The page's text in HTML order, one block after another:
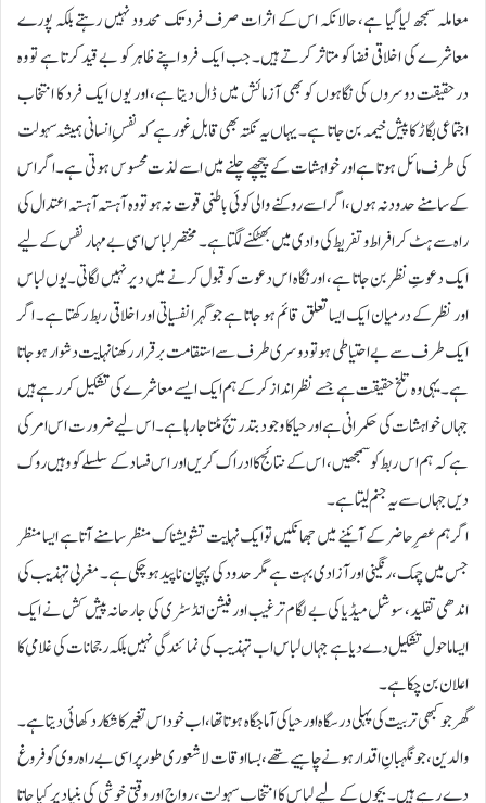
معاملہ سمجھ لیا گیا ہے، حالانکہ اس کے اثرات صرف فرد تک محدود نہیں رہتے بلکہ پورے
معاشرے کی اخلاقی فضا کو متاثر کرتے ہیں۔ جب ایک فرد اپنے ظاہر کو بے قید کرتا ہے تو وہ
درحقیقت دوسروں کی نگاہوں کو بھی آزمائش میں ڈال دیتا ہے، اور یوں ایک فرد کا انتخاب
اجتماعی بگاڑ کا پیش خیمہ بن جاتا ہے۔ یہاں یہ نکتہ بھی قابلِ غور ہے کہ نفسِ انسانی ہمیشہ سہولت
کی طرف مائل ہوتا ہے اور خواہشات کے پیچھے چلنے میں اسے لذت محسوس ہوتی ہے۔ اگر اس
کے سامنے حدود نہ ہوں، اگر اسے روکنے والی کوئی باطنی قوت نہ ہو تو وہ آہستہ آہستہ اعتدال کی
راہ سے ہٹ کر افراط و تفریط کی وادی میں بھٹکنے لگتا ہے۔ مختصر لباس اسی بے مہار نفس کے لیے
ایک دعوتِ نظر بن جاتا ہے، اور نگاہ اس دعوت کو قبول کرنے میں دیر نہیں لگاتی۔ یوں لباس
اور نظر کے درمیان ایک ایسا تعلق قائم ہو جاتا ہے جو گہرا نفسیاتی اور اخلاقی ربط رکھتا ہے۔ اگر
ایک طرف سے بے احتیاطی ہو تو دوسری طرف سے استقامت برقرار رکھنا نہایت دشوار ہو جاتا
ہے۔ یہی وہ تلخ حقیقت ہے جسے نظر انداز کرکے ہم ایک ایسے معاشرے کی تشکیل کر رہے ہیں
جہاں خواہشات کی حکمرانی ہے اور حیا کا وجود بتدریج مٹتا جا رہا ہے۔ اس لیے ضرورت اس امر کی
ہے کہ ہم اس ربط کو سمجھیں، اس کے نتائج کا ادراک کریں اور اس فساد کے سلسلے کو وہیں روک
دیں جہاں سے یہ جنم لیتا ہے۔
اگر ہم عصرِ حاضر کے آئینے میں جھانکیں تو ایک نہایت تشویشناک منظر سامنے آتا ہے ایسا منظر
جس میں چمک، رنگینی اور آزادی بہت ہے مگر حدود کی پہچان ناپید ہوچکی ہے۔ مغربی تہذیب کی
اندھی تقلید، سوشل میڈیا کی بے لگام ترغیب اور فیشن انڈسٹری کی جارحانہ پیش کش نے ایک
ایسا ماحول تشکیل دے دیا ہے جہاں لباس اب تہذیب کی نمائندگی نہیں بلکہ رجحانات کی غلامی کا
اعلان بن چکا ہے۔
گھر جو کبھی تربیت کی پہلی درسگاہ اور حیا کی آماجگاہ ہوتا تھا، اب خود اس تغیر کا شکار دکھائی دیتا ہے۔
والدین، جو نگہبانِ اقدار ہونے چاہیے تھے، بسا اوقات لاشعوری طور پر اسی بے راہ روی کو فروغ
دے رہے ہیں۔ بچوں کے لیے لباس کا انتخاب سہولت، رواج اور وقتی خوشی کی بنیاد پر کیا جاتا